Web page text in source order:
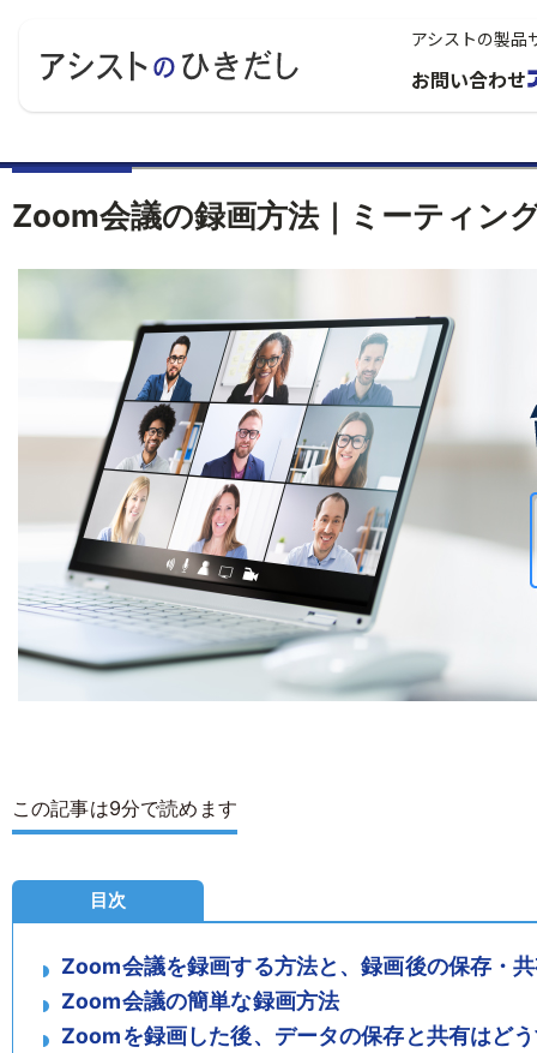
アシストの製品
お問い合わせ
Zoom会議の録画方法｜ミーティン
この記事は9分で読めます
目次
Zoom会議を録画する方法と、録画後の保存・
Zoom会議の簡単な録画方法
Zoomを録画した後、データの保存と共有はど